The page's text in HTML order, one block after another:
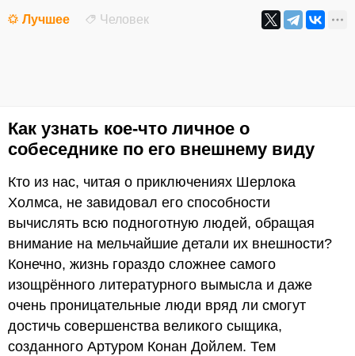
Лучшее Человек
Как узнать кое-что личное о
собеседнике по его внешнему виду
Кто из нас, читая о приключениях Шерлока
Холмса, не завидовал его способности
вычислять всю подноготную людей, обращая
внимание на мельчайшие детали их внешности?
Конечно, жизнь гораздо сложнее самого
изощрённого литературного вымысла и даже
очень проницательные люди вряд ли смогут
достичь совершенства великого сыщика,
созданного Артуром Конан Дойлем. Тем